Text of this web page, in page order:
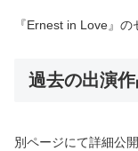
『Ernest in Love』
過去の出演
別ページにて詳細公